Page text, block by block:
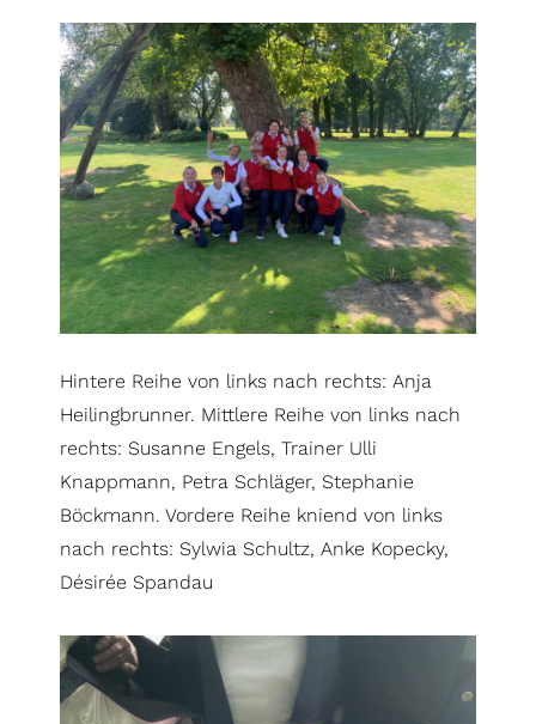
Hintere Reihe von links nach rechts: Anja
Heilingbrunner. Mittlere Reihe von links nach
rechts: Susanne Engels, Trainer Ulli
Knappmann, Petra Schläger, Stephanie
Böckmann. Vordere Reihe kniend von links
nach rechts: Sylwia Schultz, Anke Kopecky,
Désirée Spandau